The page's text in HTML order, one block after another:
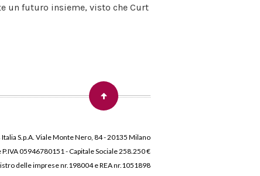
un futuro insieme, visto che Curt
S.p.A. Viale Monte Nero, 84 - 20135 Milano
P.IVA 05946780151 - Capitale Sociale 258.250 €
delle imprese nr.198004 e REA nr.1051898